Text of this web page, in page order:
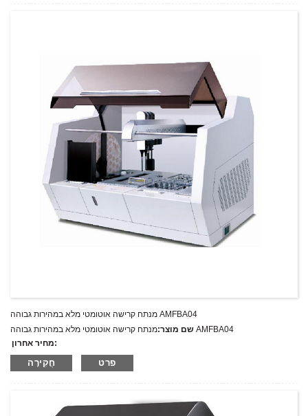
מנתח קרישה אוטומטי מלא במהירות גבוהה AMFBA04
שם מוצר: מנתח קרישה אוטומטי מלא במהירות גבוהה AMFBA04
מחיר אחרון:
מספר דגם.:AMFBA04
מִשׁקָל:משקל נטו: ק"ג
T/T,L/C,D/A,D/P,Western Union,MoneyGram,PayPal
חֲקִירָה פרט